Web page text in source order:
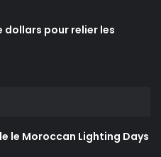
dollars pour relier les
le Moroccan Lighting Days